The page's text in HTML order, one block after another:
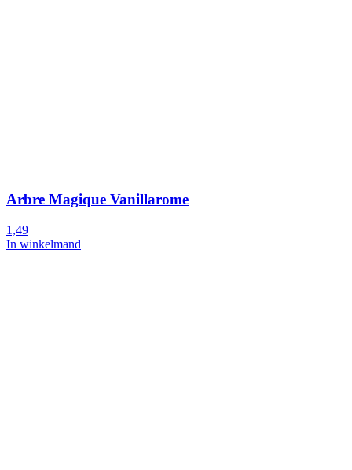
Arbre Magique Vanillarome
1,49
In winkelmand